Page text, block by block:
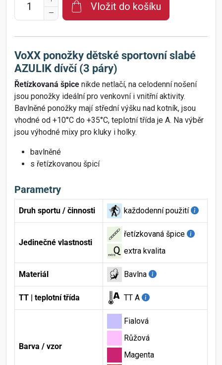
Vložit do košíku
VoXX ponožky dětské sportovní slabé
AZULIK dívčí (3 páry)
Řetízkovaná špice nikde netlačí, na celodenní nošení
jsou ponožky ideální pro venkovní i vnitřní aktivity.
Bavlněné ponožky mají střední výšku nad kotník, jsou
vhodné od +10°C do +35°C, teplotní třída je A. Na výběr
jsou výhodné mixy pro kluky i holky.
bavlněné
s řetízkovanou špicí
Parametry
Druh sportu / činnosti každodenní použití
Jedinečné vlastnosti
řetízkovaná špice
extra kvalita
Materiál Bavlna
TT | teplotní třída TT A
Barva / vzor
Fialová
Růžová
Magenta